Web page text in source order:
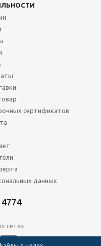
сертификатов
данных
4774
сетях: